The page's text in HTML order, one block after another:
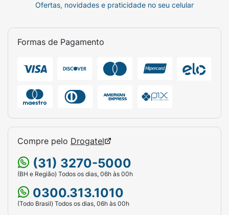
Ofertas, novidades e praticidade no seu celular
Formas de Pagamento
Compre pelo Drogatel
(31) 3270-5000
(BH e Região) Todos os dias, 06h às 00h
0300.313.1010
(Todo Brasil) Todos os dias, 06h às 00h